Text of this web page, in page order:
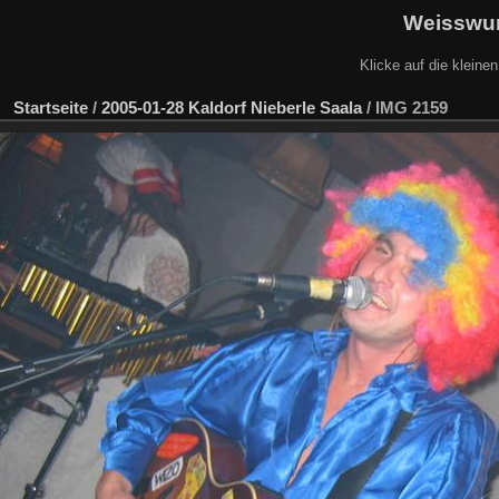
Klicke auf die
Startseite / 2005-01-28 Kaldorf Nieberle Saala/ IMG 2159